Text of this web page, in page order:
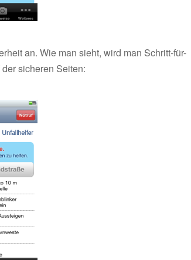
an. Wie man sieht, wird man Schritt-für-
sicheren Seiten: